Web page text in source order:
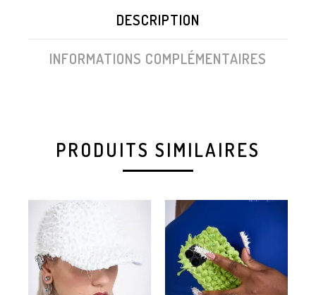
DESCRIPTION
INFORMATIONS COMPLÉMENTAIRES
PRODUITS SIMILAIRES